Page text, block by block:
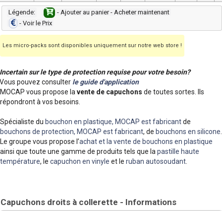
Légende:
- Ajouter au panier - Acheter maintenant
- Voir le Prix
Les micro-packs sont disponibles uniquement sur notre web store !
Incertain sur le type de protection requise pour votre besoin?
Vous pouvez consulter le guide d'application
MOCAP vous propose lavente de capuchons de toutes sortes. Ils
répondront à vos besoins.
Spécialiste du bouchon en plastique, MOCAP est fabricantde
bouchons de protection, MOCAP est fabricant, de bouchons en silicone.
Le groupe vous propose l’achat et la vente de bouchons en plastique
ainsi que toute une gamme de produits tels que lapastille haute
température, le capuchon en vinyle et le ruban autosoudant.
Capuchons droits à collerette - Informations